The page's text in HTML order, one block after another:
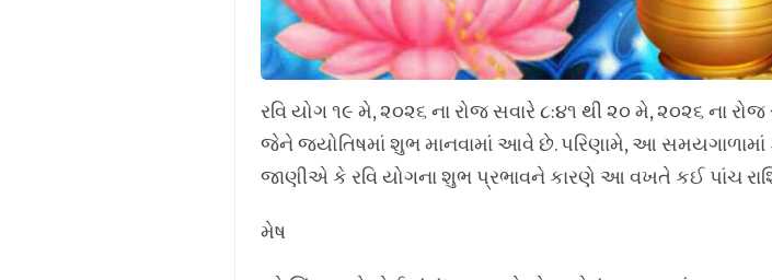
રવિ યોગ ૧૯ મે, ૨૦૨૬ ના રોજ સવારે ૮:૪૧ થી ૨૦ મે, ૨૦૨૬ ના
જેને જ્યોતિષમાં શુભ માનવામાં આવે છે. પરિણામે, આ સમયગાળામાં
જાણીએ કે રવિ યોગના શુભ પ્રભાવને કારણે આ વખતે કઈ પાંચ
મેષ